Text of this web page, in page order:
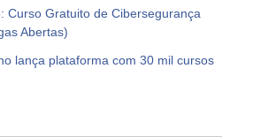
Curso Gratuito de Cibersegurança
Abertas)
lança plataforma com 30 mil cursos